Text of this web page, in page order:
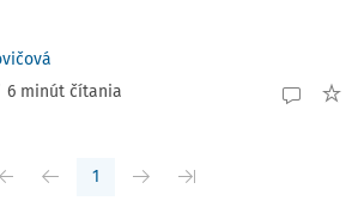
6 minút čítania
1